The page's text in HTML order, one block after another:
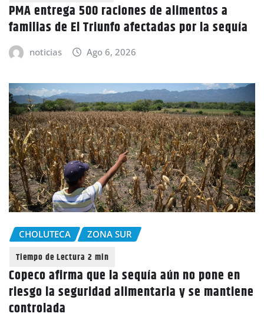
PMA entrega 500 raciones de alimentos a
familias de El Triunfo afectadas por la sequía
noticias Ago 6, 2026
CHOLUTECA ZONA SUR
Copeco afirma que la sequía aún no pone en
riesgo la seguridad alimentaria y se mantiene
controlada